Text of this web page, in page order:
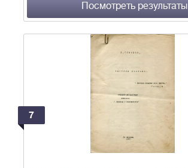
Посмотреть результаты
7